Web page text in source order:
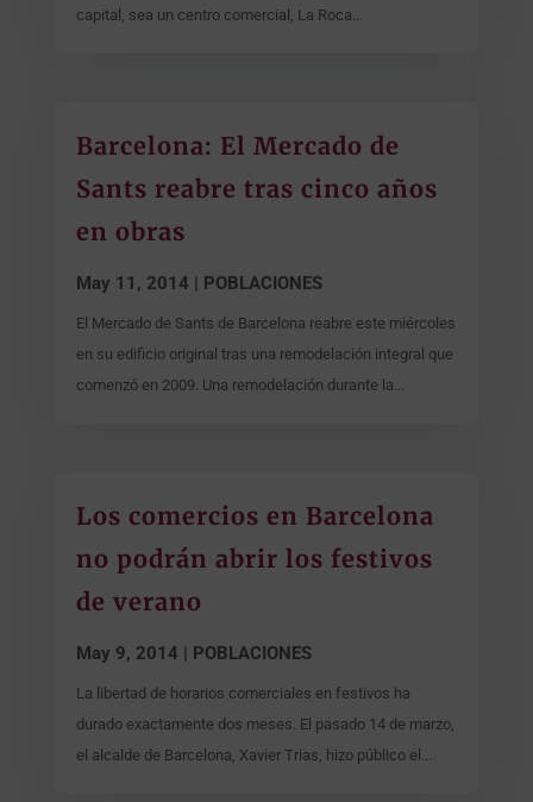
capital, sea un centro comercial, La Roca...
Barcelona: El Mercado de
Sants reabre tras cinco años
en obras
May 11, 2014 | POBLACIONES
El Mercado de Sants de Barcelona reabre este miércoles
en su edificio original tras una remodelación integral que
comenzó en 2009. Una remodelación durante la...
Los comercios en Barcelona
no podrán abrir los festivos
de verano
May 9, 2014 | POBLACIONES
La libertad de horarios comerciales en festivos ha
durado exactamente dos meses. El pasado 14 de marzo,
el alcalde de Barcelona, Xavier Trias, hizo público el...